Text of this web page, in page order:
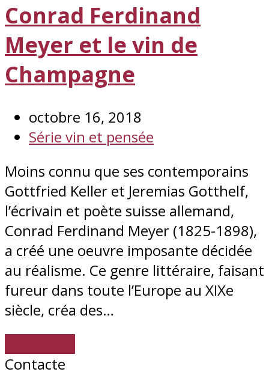
Conrad Ferdinand
Meyer et le vin de
Champagne
octobre 16, 2018
Série vin et pensée
Moins connu que ses contemporains
Gottfried Keller et Jeremias Gotthelf,
l’écrivain et poète suisse allemand,
Conrad Ferdinand Meyer (1825-1898),
a créé une oeuvre imposante décidée
au réalisme. Ce genre littéraire, faisant
fureur dans toute l’Europe au XIXe
siècle, créa des…
Contacte